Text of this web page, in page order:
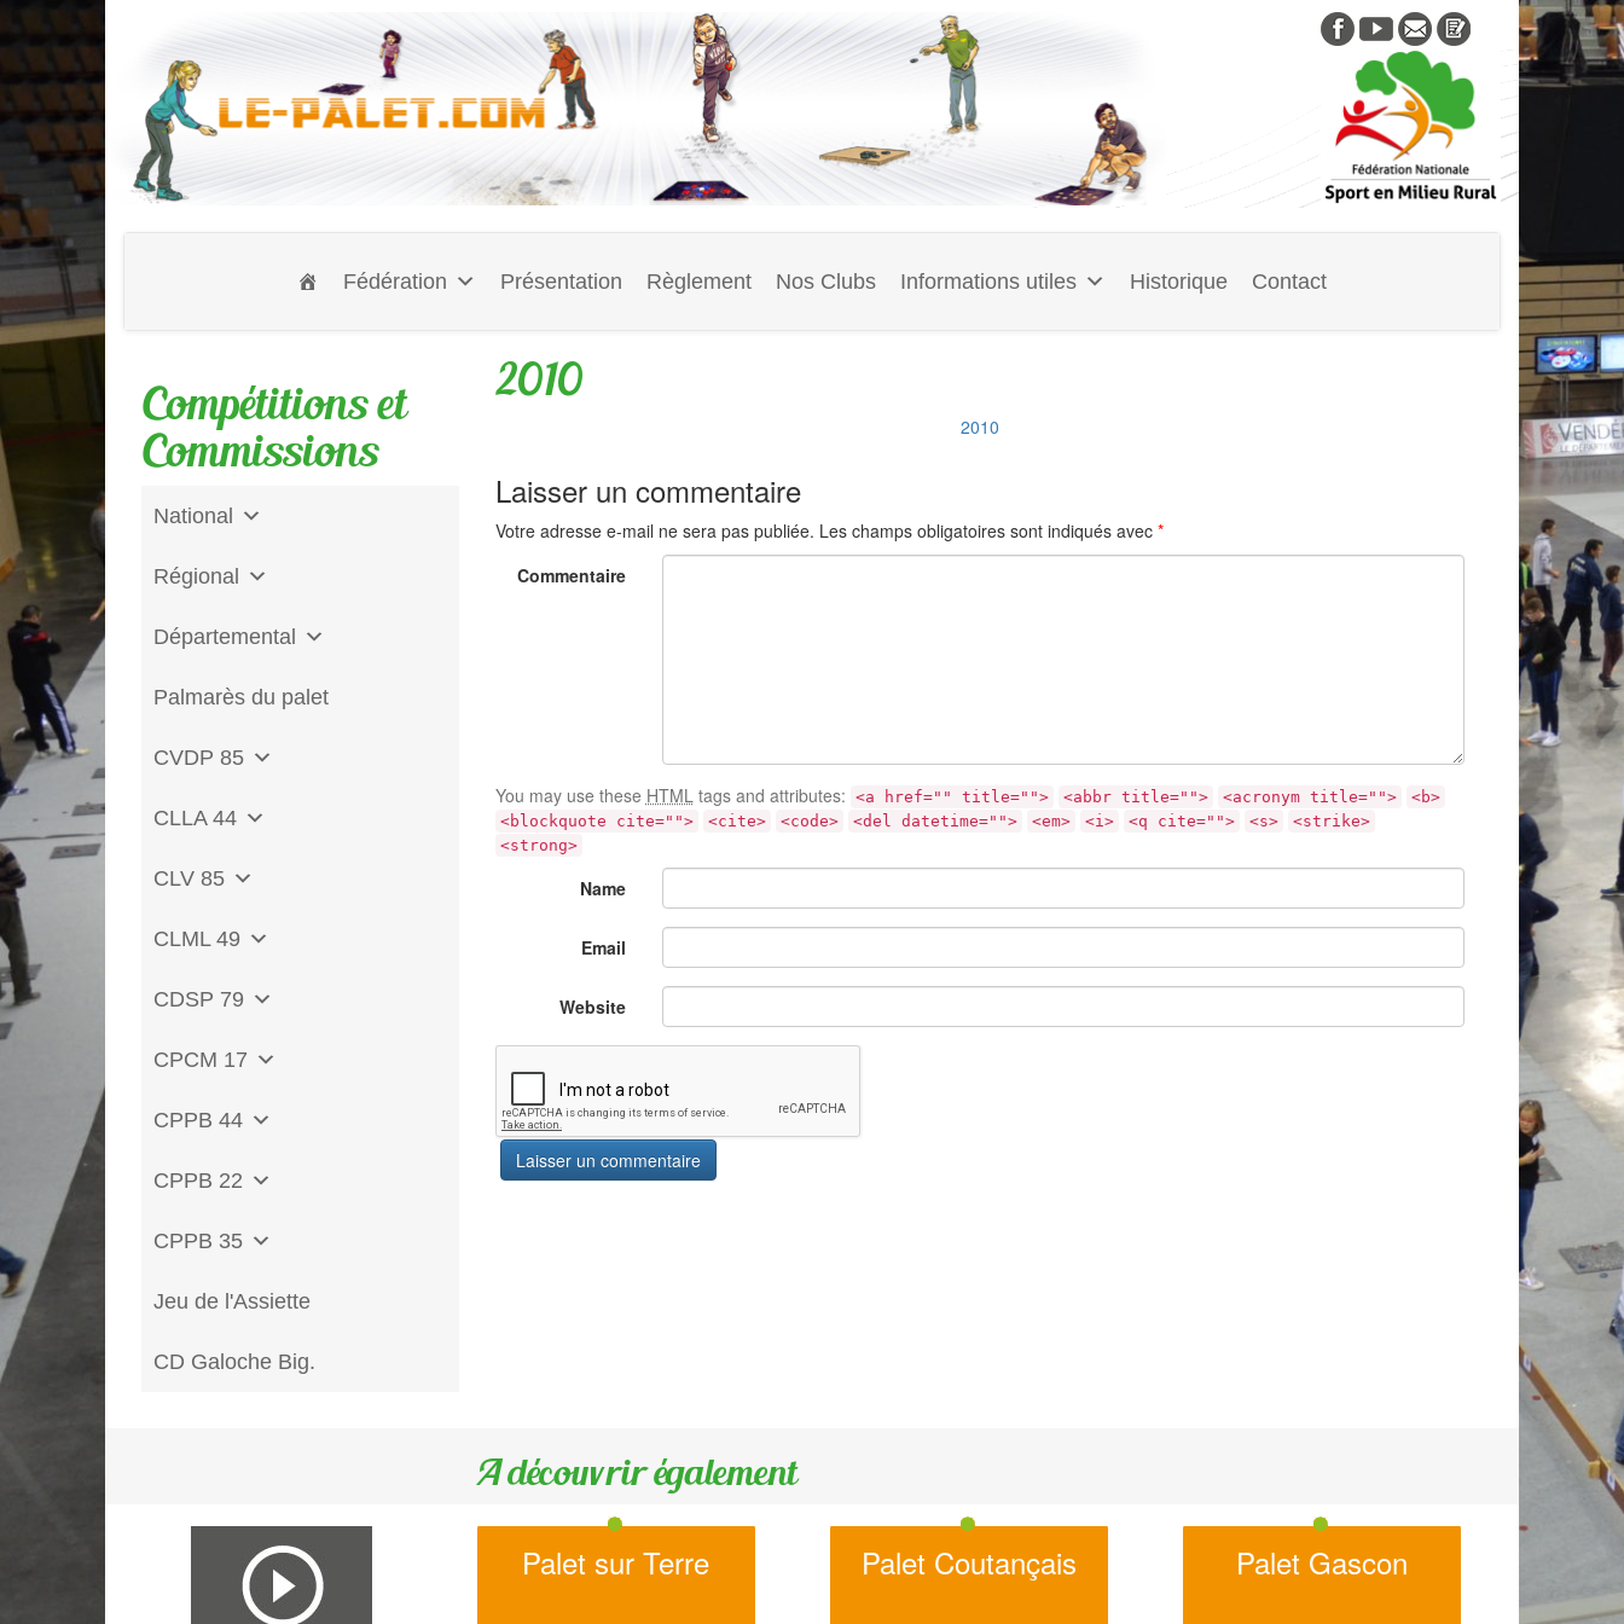
Fédération Présentation Règlement Nos Clubs Informations utiles Historique Contact
Compétitions et
Commissions
National
Régional
Départemental
Palmarès du palet
CVDP 85
CLLA 44
CLV 85
CLML 49
CDSP 79
CPCM 17
CPPB 44
CPPB 22
CPPB 35
Jeu de l'Assiette
CD Galoche Big.
2010
2010
Laisser un commentaire
Votre adresse e-mail ne sera pas publiée. Les champs obligatoires sont indiqués avec *
Commentaire
You may use these HTMLtags and attributes: <a href="" title=""> <abbr title=""> <acronym title="">
<b>
<blockquote cite="">
<cite> <code> <del datetime=""> <em> <i> <q cite=""> <s>
<strike>
<strong>
Name
Email
Website
A découvrir également
Palet sur Terre Palet Coutançais Palet Gascon